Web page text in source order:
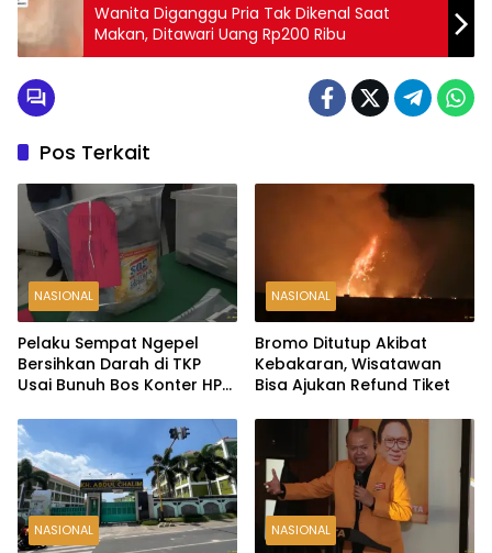
Wanita Diganggu Pria Tak Dikenal Saat
Makan, Ditawari Uang Rp200 Ribu
Pos Terkait
NASIONAL
Pelaku Sempat Ngepel
Bersihkan Darah di TKP
Usai Bunuh Bos Konter HP
NASIONAL
Bromo Ditutup Akibat
Kebakaran, Wisatawan
Bisa Ajukan Refund Tiket
NASIONAL NASIONAL